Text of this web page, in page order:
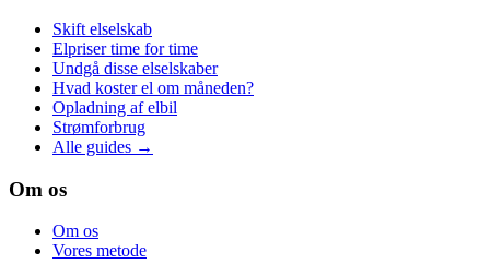
Skift elselskab
Elpriser time for time
Undgå disse elselskaber
Hvad koster el om måneden?
Opladning af elbil
Strømforbrug
Alle guides →
Om os
Om os
Vores metode